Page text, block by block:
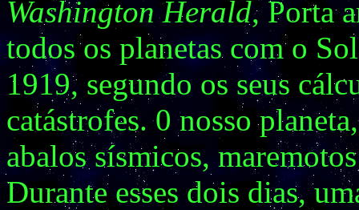
Washington Herald, Porta
todos os planetas com o
1919, segundo os seus
catástrofes. 0 nosso
abalos sísmicos,
Durante esses dois dias,